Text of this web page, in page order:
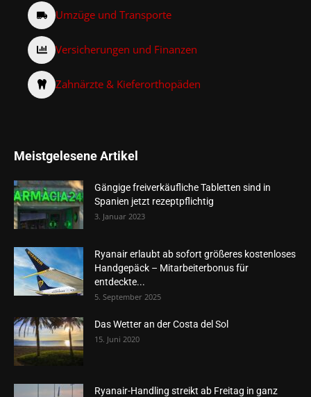
Umzüge und Transporte
Versicherungen und Finanzen
Zahnärzte & Kieferorthopäden
Meistgelesene Artikel
Gängige freiverkäufliche Tabletten sind in
Spanien jetzt rezeptpflichtig
3. Januar 2023
Ryanair erlaubt ab sofort größeres kostenloses
Handgepäck – Mitarbeiterbonus für
entdeckte...
5. September 2025
Das Wetter an der Costa del Sol
15. Juni 2020
Ryanair-Handling streikt ab Freitag in ganz